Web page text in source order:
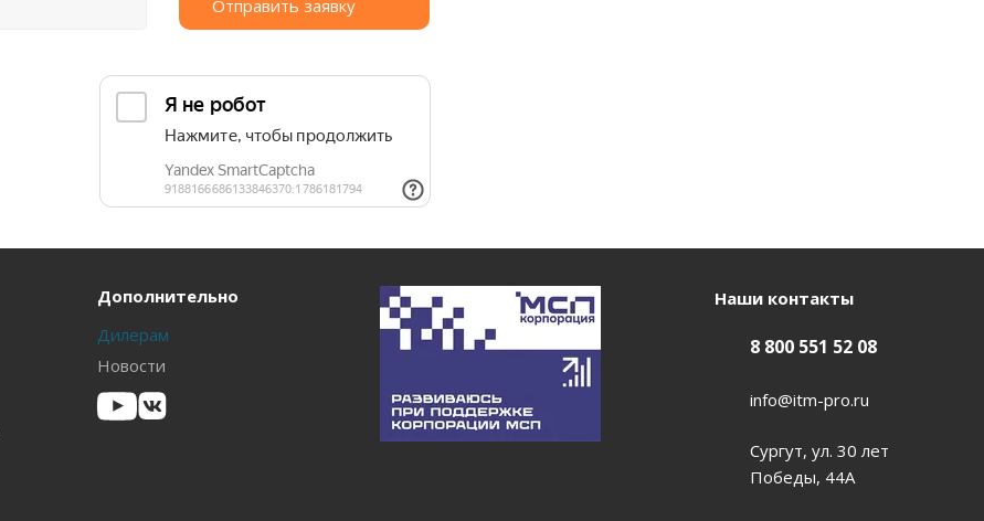
Дополнительно
Дилерам
Новости
Наши контакты
8 800 551 52 08
info@itm-pro.ru
Сургут, ул. 30 лет
Победы, 44А